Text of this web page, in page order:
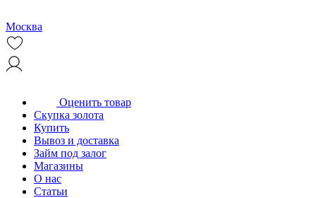
Москва
Оценить товар
Скупка золота
Купить
Вывоз и доставка
Займ под залог
Магазины
О нас
Статьи